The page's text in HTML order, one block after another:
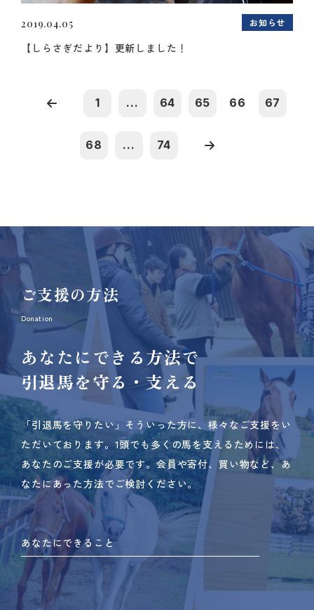
2019.04.05 お知らせ
【しらさぎだより】更新しました！
1 ... 64 65 66 67
68 ... 74
ご支援の方法
Donation
あなたにできる方法で
引退馬を守る・支える
「引退馬を守りたい」そういった方に、様々なご支援をい
ただいております。 1頭でも多くの馬を支えるためには、
あなたのご支援が必要です。 会員や寄付、買い物など、あ
なたにあった方法でご検討ください。
あなたにできること